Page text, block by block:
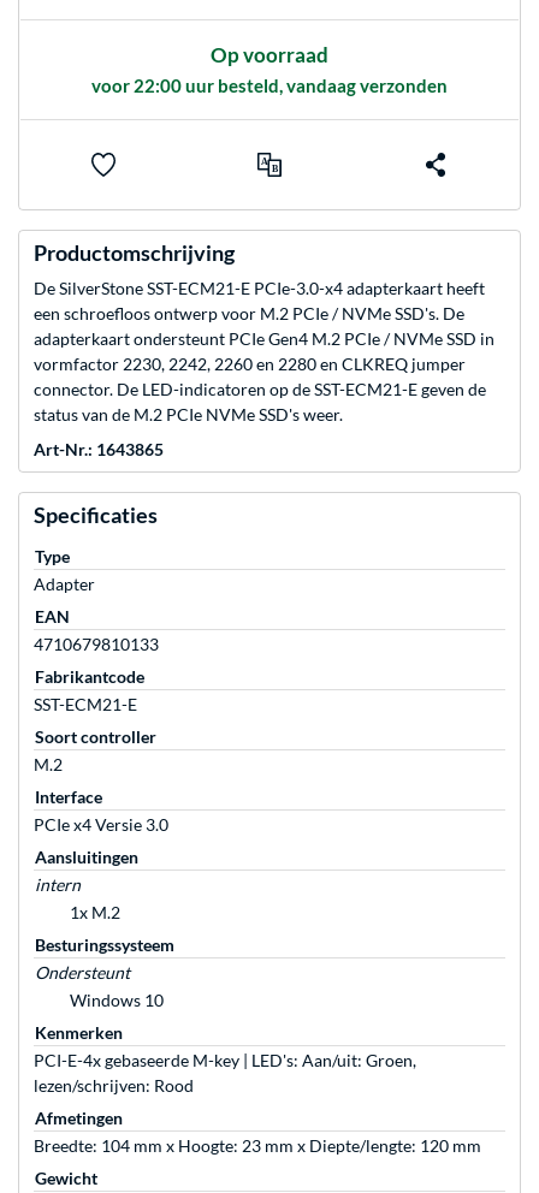
Op voorraad
voor 22:00 uur besteld, vandaag verzonden
Productomschrijving
De SilverStone SST-ECM21-E PCIe-3.0-x4 adapterkaart heeft
een schroefloos ontwerp voor M.2 PCIe / NVMe SSD's. De
adapterkaart ondersteunt PCIe Gen4 M.2 PCIe / NVMe SSD in
vormfactor 2230, 2242, 2260 en 2280 en CLKREQ jumper
connector. De LED-indicatoren op de SST-ECM21-E geven de
status van de M.2 PCIe NVMe SSD's weer.
Art-Nr.: 1643865
Specificaties
Type
Adapter
EAN
4710679810133
Fabrikantcode
SST-ECM21-E
Soort controller
M.2
Interface
PCIe x4 Versie 3.0
Aansluitingen
intern
1x M.2
Besturingssysteem
Ondersteunt
Windows 10
Kenmerken
PCI-E-4x gebaseerde M-key | LED's: Aan/uit: Groen,
lezen/schrijven: Rood
Afmetingen
Breedte: 104 mm x Hoogte: 23 mm x Diepte/lengte: 120 mm
Gewicht